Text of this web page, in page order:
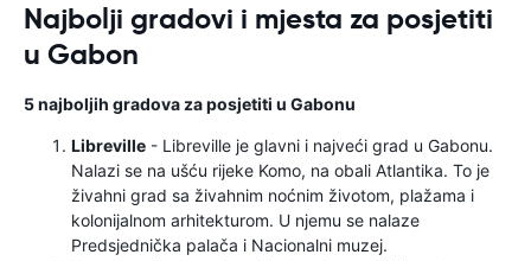
Najbolji gradovi i mjesta za posjetiti
u Gabon
5 najboljih gradova za posjetiti u Gabonu
Libreville - Libreville je glavni i najveći grad u Gabonu.
Nalazi se na ušću rijeke Komo, na obali Atlantika. To je
živahni grad sa živahnim noćnim životom, plažama i
kolonijalnom arhitekturom. U njemu se nalaze
Predsjednička palača i Nacionalni muzej.